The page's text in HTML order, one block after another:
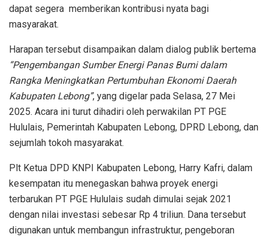
dapat segera memberikan kontribusi nyata bagi
masyarakat.
Harapan tersebut disampaikan dalam dialog publik bertema
“Pengembangan Sumber Energi Panas Bumi dalam
Rangka Meningkatkan Pertumbuhan Ekonomi Daerah
Kabupaten Lebong”, yang digelar pada Selasa, 27 Mei
2025. Acara ini turut dihadiri oleh perwakilan PT PGE
Hululais, Pemerintah Kabupaten Lebong, DPRD Lebong, dan
sejumlah tokoh masyarakat.
Plt Ketua DPD KNPI Kabupaten Lebong, Harry Kafri, dalam
kesempatan itu menegaskan bahwa proyek energi
terbarukan PT PGE Hululais sudah dimulai sejak 2021
dengan nilai investasi sebesar Rp 4 triliun. Dana tersebut
digunakan untuk membangun infrastruktur, pengeboran